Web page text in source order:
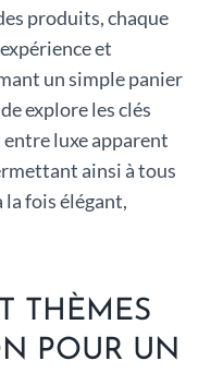
produits, chaque
et
un simple panier
explore les clés
luxe apparent
ainsi à tous
la fois élégant,
THÈMES
POUR UN